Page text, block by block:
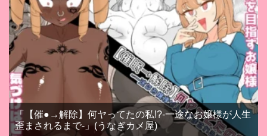
「【催●→解除】何ヤってたの私!?-一途なお嬢様が人生
歪まされるまで-」(うなぎカメ屋)